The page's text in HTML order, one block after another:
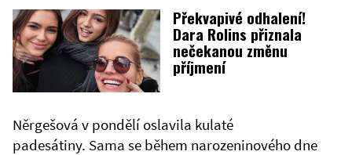
Překvapivé odhalení!
Dara Rolins přiznala
nečekanou změnu
příjmení
Něrgešová v pondělí oslavila kulaté
padesátiny. Sama se během narozeninového dne